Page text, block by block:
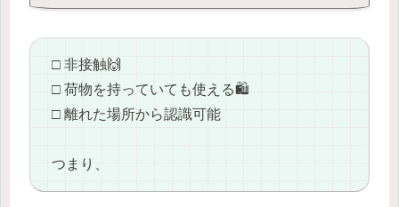
□ 非接触🙌
□ 荷物を持っていても使える🛍️
□ 離れた場所から認識可能
つまり、